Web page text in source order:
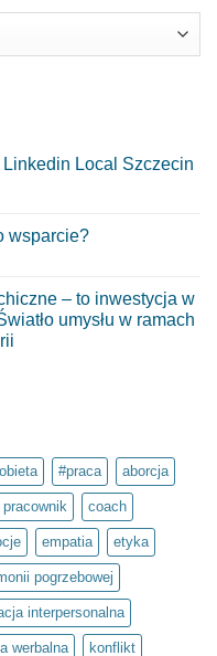
Local Szczecin
wsparcie?
– to inwestycja w
umysłu w ramach
#praca aborcja
coach
empatia etyka
pogrzebowej
interpersonalna
werbalna konflikt